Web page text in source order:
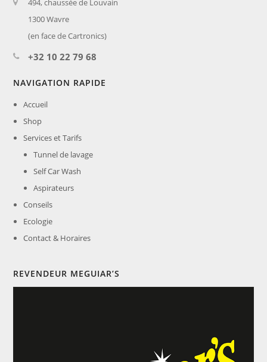
494, chaussée de Louvain
1300 Wavre
(en face de Cartronics)
+32 10 22 79 68
NAVIGATION RAPIDE
Accueil
Shop
Services et Tarifs
Tunnel de lavage
Self Car Wash
Aspirateurs
Conseils
Ecologie
Contact & Horaires
REVENDEUR MEGUIAR’S